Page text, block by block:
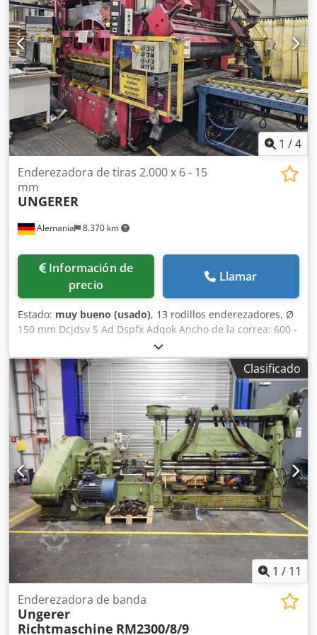
palanca excéntrica - Guía lateral ajustable para tiras en la
entrada - 2 cestas de rodillos para la guía de tiras
metálicas - Esquema eléctrico disponible Espacio
requerido por la enderezadora con control: L x A x H 1200 x
800 x 1600 mm Peso: 620 kg Buen estado
1 /4
Alemania 8.370 km
Enderezadora de tiras 2.000 x 6 - 15
mm
UNGERER
Información de
precio
Llamar
Estado: muy bueno (usado), 13 rodillos enderezadores, Ø
150 mm Dcjdsv S Ad Dspfx Adqok Ancho de la correa: 600 -
2.000 mm Grosor de la banda: 6 - 15 mm Tipo: casete de 4
vías
Clasificado
1 / 11
Enderezadora de banda
Ungerer
Richtmaschine RM2300/8/9